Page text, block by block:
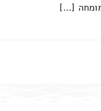
מומחה […]